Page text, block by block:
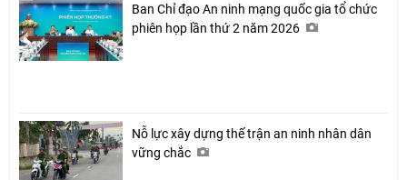
Ban Chỉ đạo An ninh mạng quốc gia tổ chức
phiên họp lần thứ 2 năm 2026
Nỗ lực xây dựng thế trận an ninh nhân dân
vững chắc